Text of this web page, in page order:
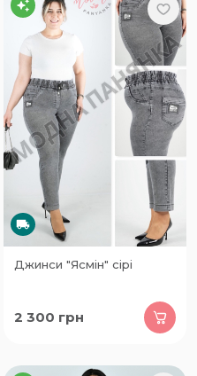
Джинси "Ясмін" сірі
2 300 грн